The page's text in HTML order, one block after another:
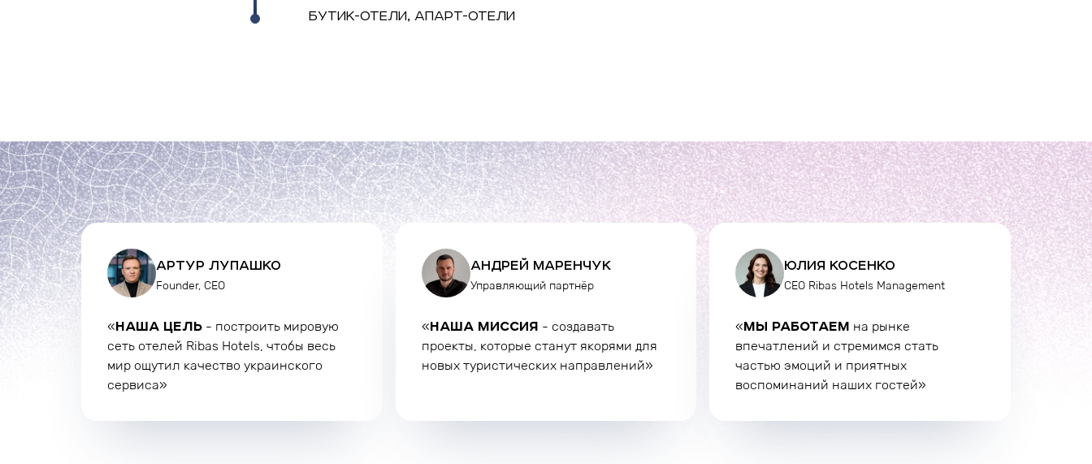
БУТИК-ОТЕЛИ, АПАРТ-ОТЕЛИ
АРТУР ЛУПАШКО
Founder, CEO
«НАША ЦЕЛЬ - построить мировую
сеть отелей Ribas Hotels, чтобы весь
мир ощутил качество украинского
сервиса»
АНДРЕЙ МАРЕНЧУК
Управляющий партнёр
«НАША МИССИЯ - создавать
проекты, которые станут якорями для
новых туристических направлений»
ЮЛИЯ КОСЕНКО
CEO Ribas Hotels Management
«МЫ РАБОТАЕМ на рынке
впечатлений и стремимся стать
частью эмоций и приятных
воспоминаний наших гостей»